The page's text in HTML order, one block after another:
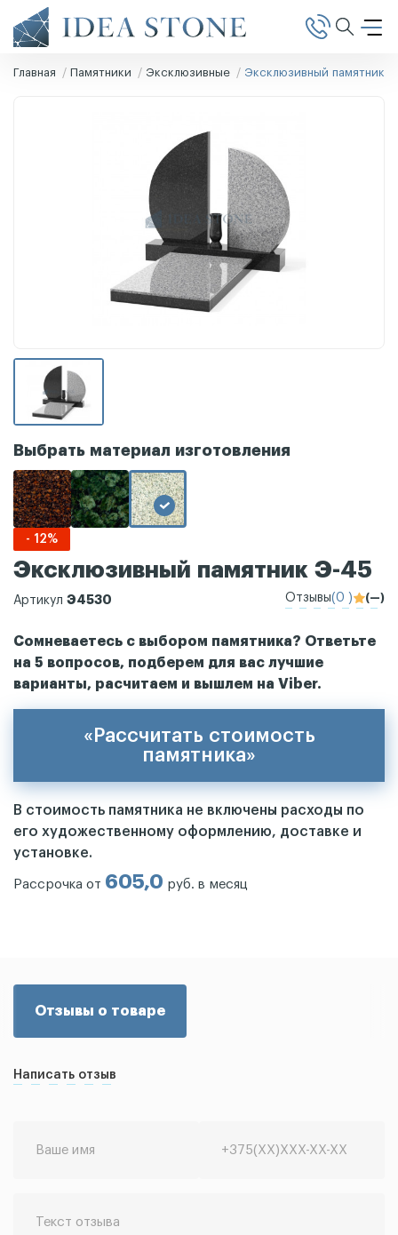
Главная Памятники Эксклюзивные Эксклюзивный памятник
Выбрать материал изготовления
- 12%
Эксклюзивный памятник Э-45
Артикул Э4530 Отзывы(0 ) (—)
Сомневаетесь с выбором памятника? Ответьте
на 5 вопросов, подберем для вас лучшие
варианты, расчитаем и вышлем на Viber.
«Рассчитать стоимость
памятника»
В стоимость памятника не включены расходы по
его художественному оформлению, доставке и
установке.
Рассрочка от 605,0 руб. в месяц
Отзывы о товаре
Написать отзыв